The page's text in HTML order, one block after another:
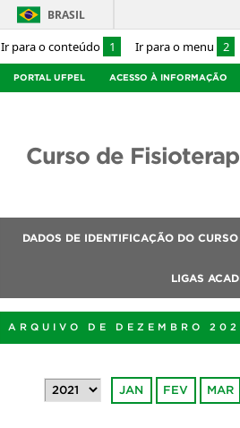
Ir para o conteúdo 1 Ir para o menu 2
BRASIL
PORTAL UFPEL ACESSO À INFORMAÇÃO
Curso de
DADOS DE IDENTIFICAÇÃO DO CURSO
LIGAS
ARQUIVO DE DEZEMBRO
JAN FEV MAR